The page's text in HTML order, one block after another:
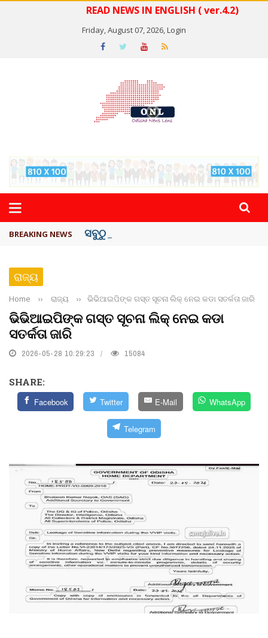
READ NEWS IN ENGLISH ( ver.4.2)
Friday, August 07, 2026,Login
BREAKING NEWS ସବୁଠୁ ମହଙ୍ଗା ସେଲିବ୍ରିଟି ଶାହରୁଖ ଖାନ୍
ରାଜ୍ୟ
Home ›› ରାଜ୍ୟ ›› ଭିଭିଆଇପିଙ୍କ ଗସ୍ତ ସୂଚନା ଲିକ୍ ନେଇ କଡା ସତର୍କତା ଜାରି
ଭିଭିଆଇପିଙ୍କ ଗସ୍ତ ସୂଚନା ଲିକ୍ ନେଇ କଡା
ସତର୍କତା ଜାରି
2026-05-28 10:29:23 15084
SHARE:
Facebook Twitter E-Mail WhatsApp
Telegram